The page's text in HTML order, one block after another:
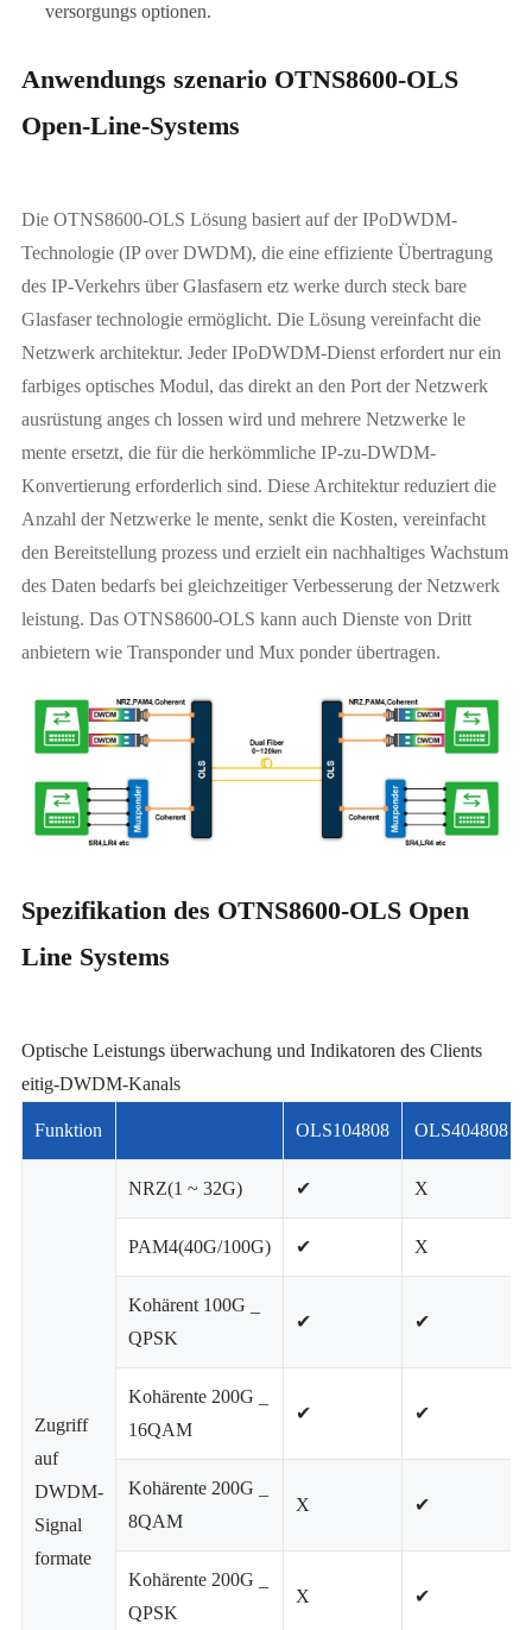
versorgungs optionen.
Anwendungs szenario OTNS8600-OLS
Open-Line-Systems
Die OTNS8600-OLS Lösung basiert auf der IPoDWDM-
Technologie (IP over DWDM), die eine effiziente Übertragung
des IP-Verkehrs über Glasfasern etz werke durch steck bare
Glasfaser technologie ermöglicht. Die Lösung vereinfacht die
Netzwerk architektur. Jeder IPoDWDM-Dienst erfordert nur ein
farbiges optisches Modul, das direkt an den Port der Netzwerk
ausrüstung anges ch lossen wird und mehrere Netzwerke le
mente ersetzt, die für die herkömmliche IP-zu-DWDM-
Konvertierung erforderlich sind. Diese Architektur reduziert die
Anzahl der Netzwerke le mente, senkt die Kosten, vereinfacht
den Bereitstellung prozess und erzielt ein nachhaltiges Wachstum
des Daten bedarfs bei gleichzeitiger Verbesserung der Netzwerk
leistung. Das OTNS8600-OLS kann auch Dienste von Dritt
anbietern wie Transponder und Mux ponder übertragen.
Spezifikation des OTNS8600-OLS Open
Line Systems
Optische Leistungs überwachung und Indikatoren des Clients
eitig-DWDM-Kanals
Funktion OLS104808 OLS404808
Zugriff
auf
DWDM-
Signal
formate
NRZ(1 ~ 32G) ✔ X
PAM4(40G/100G) ✔ X
Kohärent 100G _
QPSK
✔ ✔
Kohärente 200G _
16QAM
✔ ✔
Kohärente 200G _
8QAM
X ✔
Kohärente 200G _
QPSK
X ✔